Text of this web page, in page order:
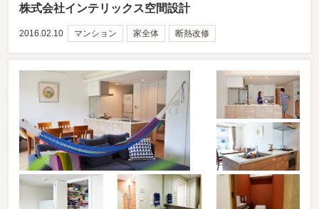
株式会社インテリックス空間設計
2016.02.10 マンション 家全体 断熱改修